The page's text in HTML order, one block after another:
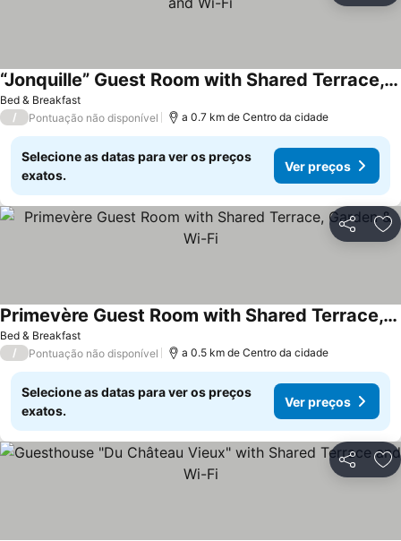
Bed & Breakfast
“Jonquille” Guest Room with Shared Terrace, Garden, and Wi-Fi
/ Pontuação não disponível a 0.7 km de Centro da cidade
Selecione as datas para ver os preços
exatos.
Ver preços
Partilhar
Bed & Breakfast
Primevère Guest Room with Shared Terrace, Garden & Wi-Fi
/ Pontuação não disponível a 0.5 km de Centro da cidade
Selecione as datas para ver os preços
exatos.
Ver preços
Partilhar